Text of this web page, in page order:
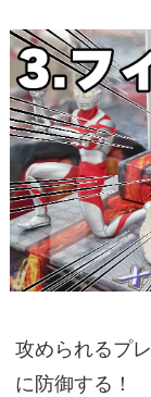
攻められるプ
に防御する！